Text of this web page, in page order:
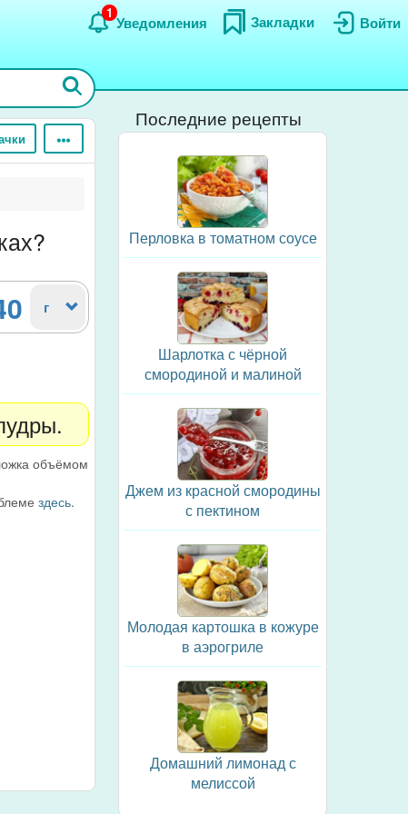
Войти
Закладки
Уведомления
1
г
объёмом
здесь.
Последние рецепты
Перловка в томатном соусе
Шарлотка с чёрной
смородиной и малиной
Джем из красной смородины
с пектином
Молодая картошка в кожуре
в аэрогриле
Домашний лимонад с
мелиссой